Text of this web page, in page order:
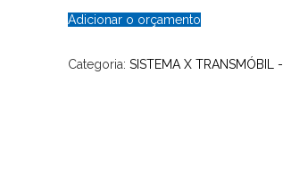
Adicionar o orçamento
Categoria: SISTEMA X TRANSMÓBIL